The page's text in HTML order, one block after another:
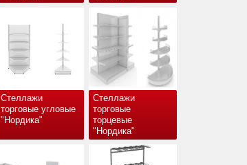
Стеллажи
торговые угловые
"Нордика"
Стеллажи
торговые
торцевые
"Нордика"